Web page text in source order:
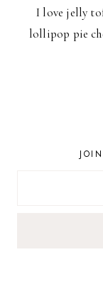
I love jelly
lollipop pie